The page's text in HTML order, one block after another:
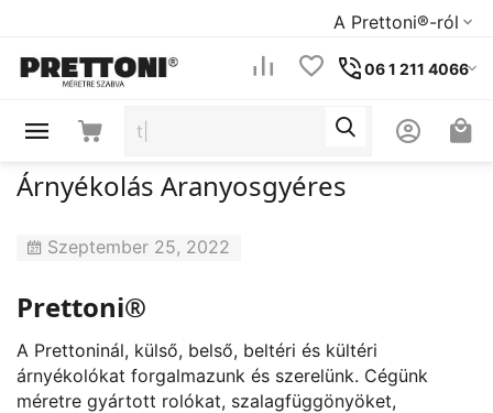
A Prettoni®-ról
06 1 211 4066
Árnyékolás Aranyosgyéres
Szeptember 25, 2022
Prettoni®
A Prettoninál, külső, belső, beltéri és kültéri
árnyékolókat forgalmazunk és szerelünk. Cégünk
méretre gyártott rolókat, szalagfüggönyöket,